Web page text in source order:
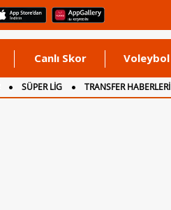
Canlı Skor Voleybol
SÜPER LİG TRANSFER HABERLERİ